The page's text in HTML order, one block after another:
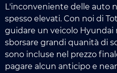
L'inconveniente delle auto
spesso elevati. Con noi di
guidare un veicolo Hyundai
sborsare grandi quanità di
sono incluse nel prezzo
pagare alcun anticipo e